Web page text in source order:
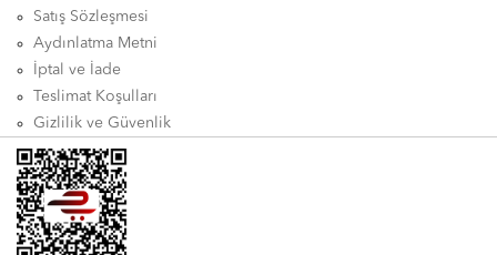
Satış Sözleşmesi
Aydınlatma Metni
İptal ve İade
Teslimat Koşulları
Gizlilik ve Güvenlik